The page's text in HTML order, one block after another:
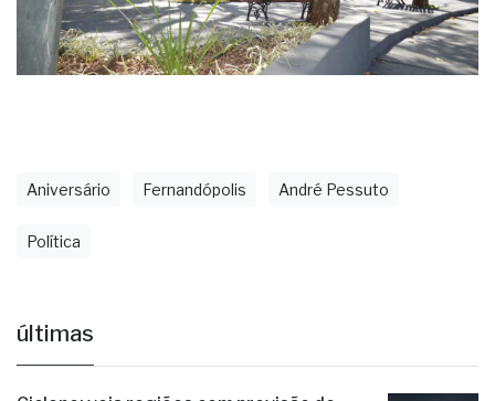
Aniversário Fernandópolis André Pessuto
Política
últimas